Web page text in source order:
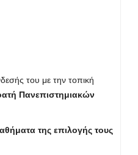
του με την τοπική
Πανεπιστημιακών
της επιλογής τους